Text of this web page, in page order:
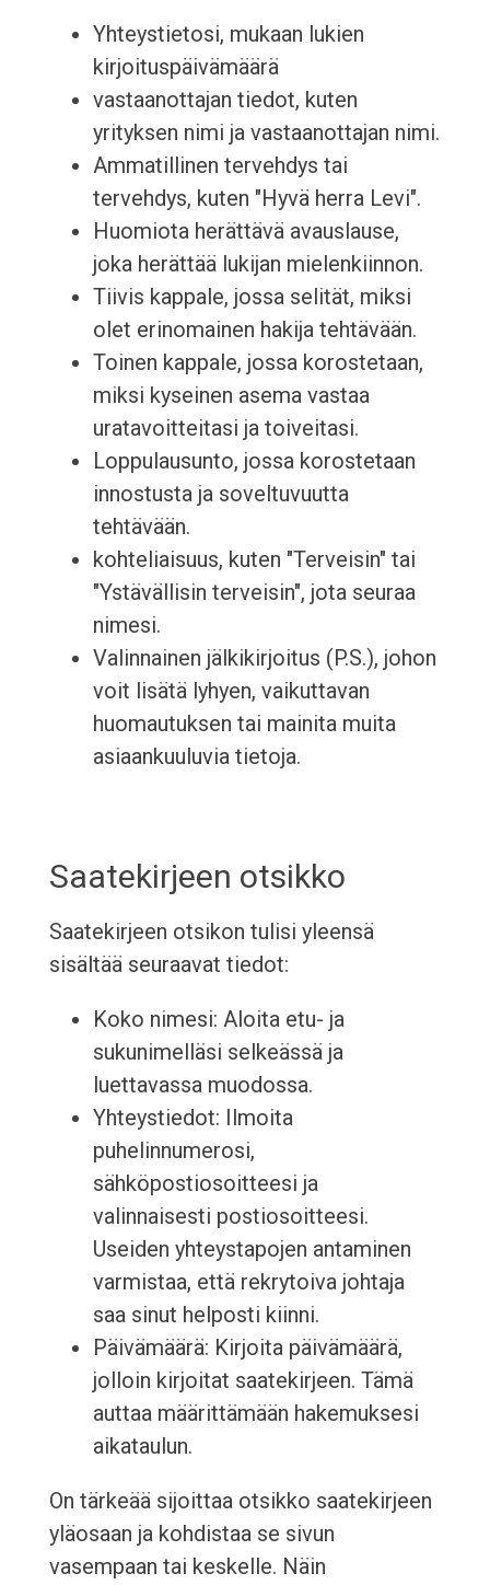
Yhteystietosi, mukaan lukien
kirjoituspäivämäärä
vastaanottajan tiedot, kuten
yrityksen nimi ja vastaanottajan nimi.
Ammatillinen tervehdys tai
tervehdys, kuten "Hyvä herra Levi".
Huomiota herättävä avauslause,
joka herättää lukijan mielenkiinnon.
Tiivis kappale, jossa selität, miksi
olet erinomainen hakija tehtävään.
Toinen kappale, jossa korostetaan,
miksi kyseinen asema vastaa
uratavoitteitasi ja toiveitasi.
Loppulausunto, jossa korostetaan
innostusta ja soveltuvuutta
tehtävään.
kohteliaisuus, kuten "Terveisin" tai
"Ystävällisin terveisin", jota seuraa
nimesi.
Valinnainen jälkikirjoitus (P.S.), johon
voit lisätä lyhyen, vaikuttavan
huomautuksen tai mainita muita
asiaankuuluvia tietoja.
Saatekirjeen otsikko
Saatekirjeen otsikon tulisi yleensä
sisältää seuraavat tiedot:
Koko nimesi: Aloita etu- ja
sukunimelläsi selkeässä ja
luettavassa muodossa.
Yhteystiedot: Ilmoita
puhelinnumerosi,
sähköpostiosoitteesi ja
valinnaisesti postiosoitteesi.
Useiden yhteystapojen antaminen
varmistaa, että rekrytoiva johtaja
saa sinut helposti kiinni.
Päivämäärä: Kirjoita päivämäärä,
jolloin kirjoitat saatekirjeen. Tämä
auttaa määrittämään hakemuksesi
aikataulun.
On tärkeää sijoittaa otsikko saatekirjeen
yläosaan ja kohdistaa se sivun
vasempaan tai keskelle. Näin